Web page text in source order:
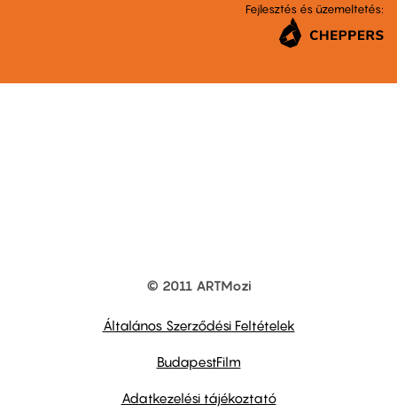
Fejlesztés és üzemeltetés:
© 2011 ARTMozi
Általános Szerződési Feltételek
BudapestFilm
Adatkezelési tájékoztató